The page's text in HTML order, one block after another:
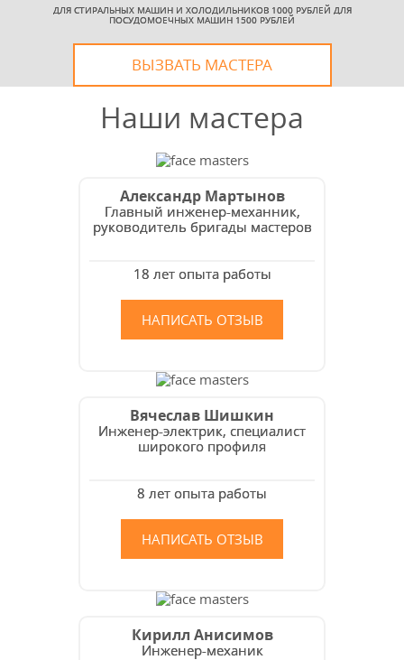
ДЛЯ СТИРАЛЬНЫХ МАШИН И ХОЛОДИЛЬНИКОВ 1000 РУБЛЕЙ ДЛЯ
ПОСУДОМОЕЧНЫХ МАШИН 1500 РУБЛЕЙ
ВЫЗВАТЬ МАСТЕРА
Наши мастера
Александр Мартынов
Главный инженер-механник,
руководитель бригады мастеров
18 лет опыта работы
НАПИСАТЬ ОТЗЫВ
Вячеслав Шишкин
Инженер-электрик, специалист
широкого профиля
8 лет опыта работы
НАПИСАТЬ ОТЗЫВ
Кирилл Анисимов
Инженер-механик